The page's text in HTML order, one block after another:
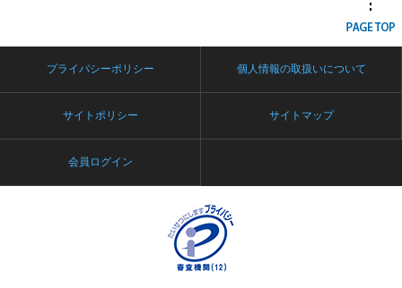
プライバシーポリシー 個人情報の取扱いについて
サイトポリシー サイトマップ
会員ログイン